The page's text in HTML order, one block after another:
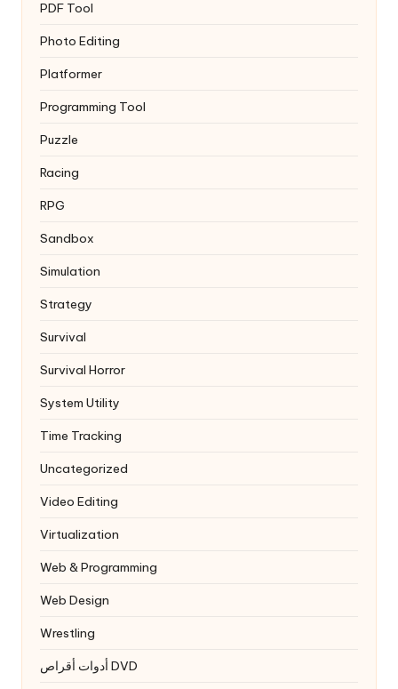
PDF Tool
Photo Editing
Platformer
Programming Tool
Puzzle
Racing
RPG
Sandbox
Simulation
Strategy
Survival
Survival Horror
System Utility
Time Tracking
Uncategorized
Video Editing
Virtualization
Web & Programming
Web Design
Wrestling
أدوات أقراص DVD